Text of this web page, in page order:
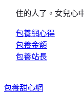
住的人了。女兒心
包養網心得
包養金額
包養站長
包養甜心網